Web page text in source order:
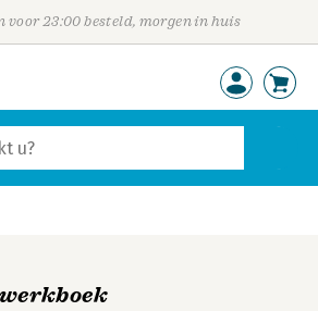
voor 23:00 besteld, morgen in huis